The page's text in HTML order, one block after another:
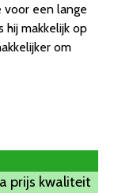
voor een lange
hij makkelijk op
om
prijs kwaliteit